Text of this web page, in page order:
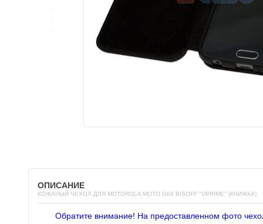
ОПИСАНИЕ
КОЖАНЫЙ ЧЕХОЛ ДЛЯ MOTOROLA MOTO G04 BISOFF "VPRIME" (КНИЖКА)
Обратите внимание! На предоставленном фото